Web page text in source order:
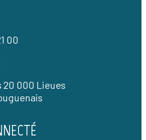
00
20 000 Lieues